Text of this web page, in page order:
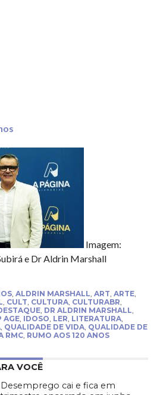
Imagem:
e Dr Aldrin Marshall
, ALDRIN MARSHALL, ART, ARTE,
, CULT, CULTURA, CULTURABR,
, DR ALDRIN MARSHALL,
AGE, IDOSO, LER, LITERATURA,
, QUALIDADE DE VIDA, QUALIDADE DE
RMC, RUMO AOS 120 ANOS
VOCÊ
Desemprego cai e fica em